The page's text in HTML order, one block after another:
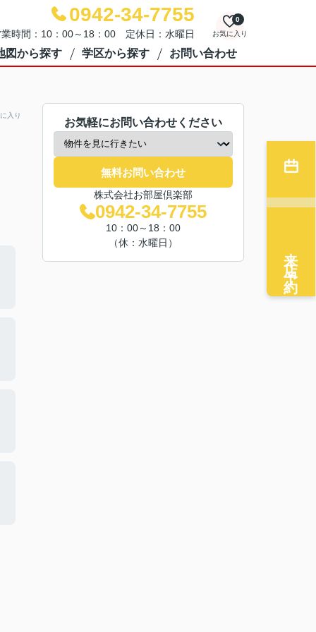
0942-34-7755
時間：10：00～18：00 定休日：水曜日 お気に入り
0
図から探す 学区から探す お問い合わせ
入り
お気軽にお問い合わせください
無料お問い合わせ
株式会社お部屋倶楽部
0942-34-7755
10：00～18：00
（休：水曜日）
来店予約